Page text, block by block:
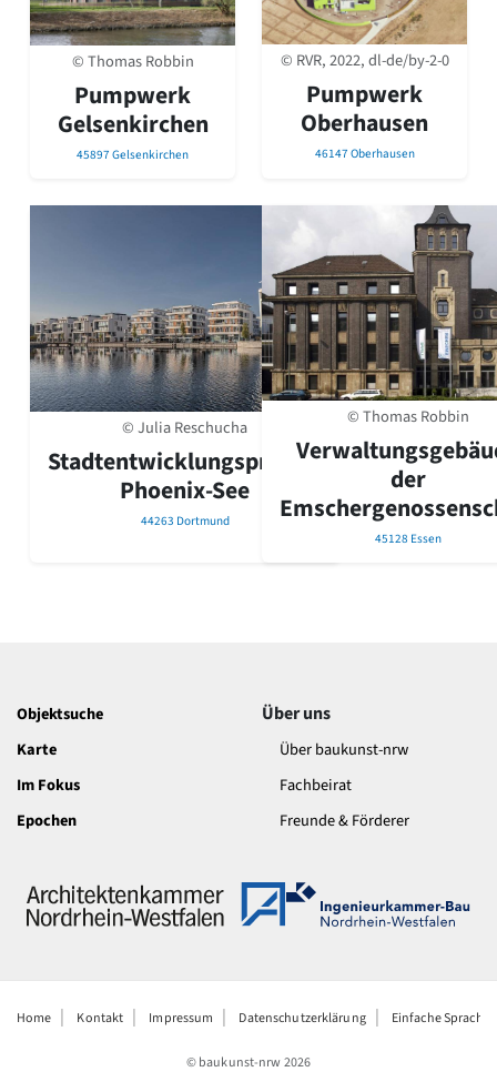
© Thomas Robbin
Pumpwerk
Gelsenkirchen
45897 Gelsenkirchen
© RVR, 2022, dl-de/by-2-0
Pumpwerk
Oberhausen
46147 Oberhausen
© Julia Reschucha
Stadtentwicklungsprojekt
Phoenix-See
44263 Dortmund
© Thomas Robbin
der
45128 Essen
Objektsuche
Karte
Im Fokus
Epochen
Über uns
Über baukunst-nrw
Fachbeirat
Freunde & Förderer
Home Kontakt Impressum Datenschutzerklärung Einfache Sprache
© baukunst-nrw2026